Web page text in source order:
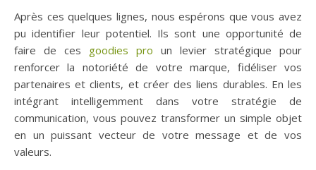
Après ces quelques lignes, nous espérons que vous avez
pu identifier leur potentiel. Ils sont une opportunité de
faire de ces goodies pro un levier stratégique pour
renforcer la notoriété de votre marque, fidéliser vos
partenaires et clients, et créer des liens durables. En les
intégrant intelligemment dans votre stratégie de
communication, vous pouvez transformer un simple objet
en un puissant vecteur de votre message et de vos
valeurs.